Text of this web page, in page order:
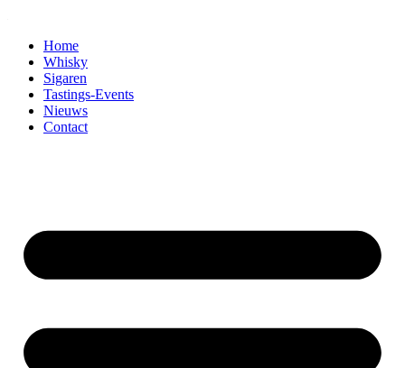
Home
Whisky
Sigaren
Tastings-Events
Nieuws
Contact